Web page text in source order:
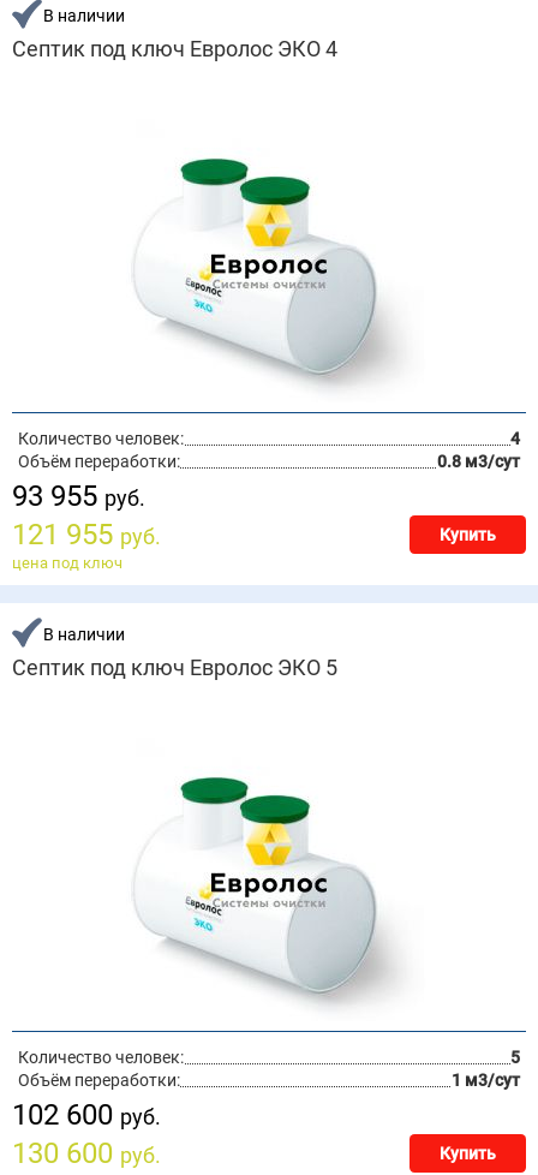
В наличии
Септик под ключ Евролос ЭКО 4
Количество человек:
4
Объём переработки:
0.8 м3/сут
93 955 руб.
121 955 руб. Купить
цена под ключ
В наличии
Септик под ключ Евролос ЭКО 5
Количество человек:
5
Объём переработки:
1 м3/сут
102 600 руб.
130 600 руб. Купить